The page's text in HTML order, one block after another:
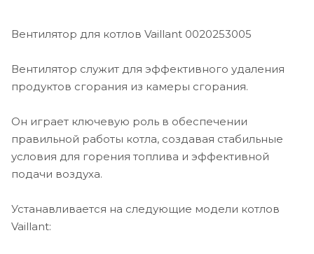
Вентилятор для котлов Vaillant 0020253005
Вентилятор служит для эффективного удаления
продуктов сгорания из камеры сгорания.
Он играет ключевую роль в обеспечении
правильной работы котла, создавая стабильные
условия для горения топлива и эффективной
подачи воздуха.
Устанавливается на следующие модели котлов
Vaillant: